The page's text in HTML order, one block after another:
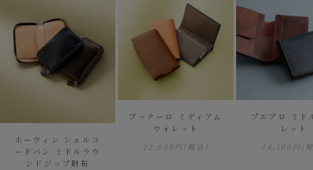
ホーウィン シェルコ
ードバン ミドルラウ
ンドジップ財布
ブッテーロ ミディアム
ウォレット
22,000円(税込)
プエブロ ミド
レット
34,100円(